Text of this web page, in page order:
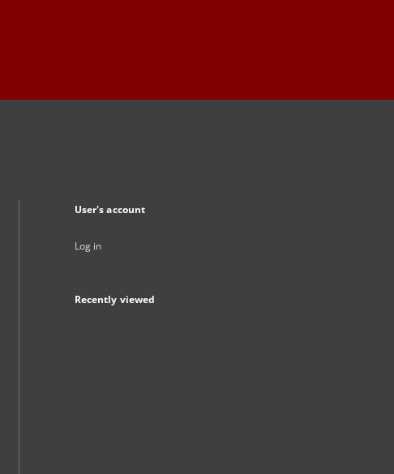
User's account
Log in
Recently viewed